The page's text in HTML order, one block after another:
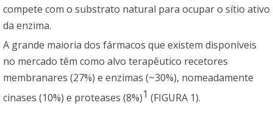
compete com o substrato natural para ocupar o sítio ativo
da enzima.
A grande maioria dos fármacos que existem disponíveis
no mercado têm como alvo terapêutico recetores
membranares (27%) e enzimas (~30%), nomeadamente
cinases (10%) e proteases (8%)1 (FIGURA 1).